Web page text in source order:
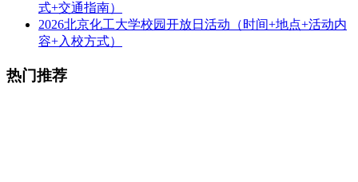
式+交通指南）
2026北京化工大学校园开放日活动（时间+地点+活动内
容+入校方式）
热门推荐